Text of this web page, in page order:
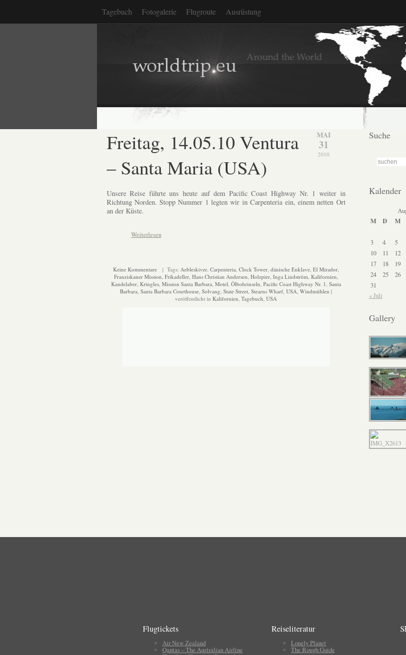
Tagebuch Fotogalerie Flugroute Ausrüstung
MAI
31
2010
Freitag, 14.05.10 Ventura
– Santa Maria (USA)
Unsere Reise führte uns heute auf dem Pacific Coast Highway Nr. 1 weiter in
Richtung Norden. Stopp Nummer 1 legten wir in Carpenteria ein, einem netten Ort
an der Küste.
Weiterlesen
Keine Kommentare| Tags: Aebleskiver, Carpenteria Clock Tower, dänische Enklave, El Mirador,
Franziskaner Mission Frikadeller, Hans Christian Andersen Holzpier, Inga Lindström Kalifornien
Kandelaber, Kringles, Mission Santa Barbara Motel Ölbohrinseln Pacific Coast Highway Nr. 1 Santa
Barbara Santa Barbara Courthouse Solvang State Street Stearns Wharf USA Windmühlen |
veröffentlicht in Kalifornien Tagebuch USA
Suche
Kalender
M
D M
3
4 5
10
11 12
17
18 19
24
25 26
31
« Juli
Gallery
Flugtickets
Air New Zealand
Qantas – The Australian Airline
Reiseliteratur
Lonely Planet
The Rough Guide